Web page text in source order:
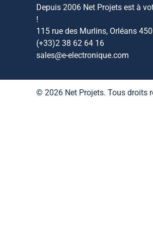
Depuis 2006 Net Projets est à
!
115 rue des Murlins, Orléans
(+33)2 38 62 64 16
sales@e-electronique.com
© 2026 Net Projets. Tous droits